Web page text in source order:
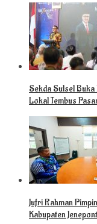
Sekda Sulsel
Lokal Tembus
Jufri Rahman
Kabupaten